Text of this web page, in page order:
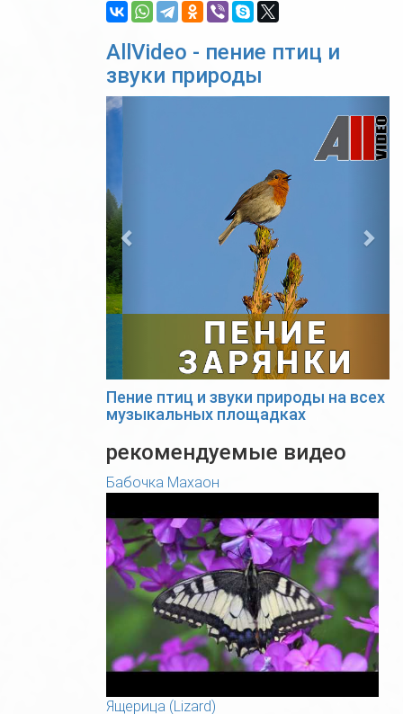
AllVideo - пение птиц и
звуки природы
Пение птиц и звуки природы на всех
музыкальных площадках
рекомендуемые видео
Бабочка Махаон
Ящерица (Lizard)